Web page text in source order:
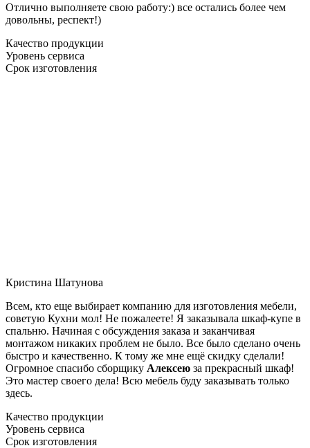
Отлично выполняете свою работу:) все остались более чем
довольны, респект!)
Качество продукции
Уровень сервиса
Срок изготовления
Кристина Шатунова
Всем, кто еще выбирает компанию для изготовления мебели,
советую Кухни мол! Не пожалеете! Я заказывала шкаф-купе в
спальню. Начиная с обсуждения заказа и заканчивая
монтажом никаких проблем не было. Все было сделано очень
быстро и качественно. К тому же мне ещё скидку сделали!
Огромное спасибо сборщику Алексею за прекрасный шкаф!
Это мастер своего дела! Всю мебель буду заказывать только
здесь.
Качество продукции
Уровень сервиса
Срок изготовления